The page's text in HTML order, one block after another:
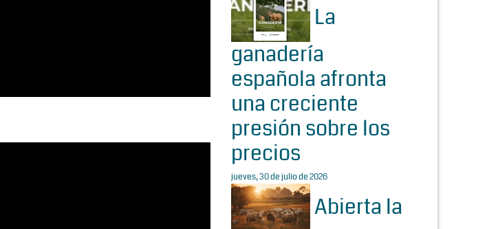
La
ganadería
española afronta
una creciente
presión sobre los
precios
jueves, 30 de julio de 2026
Abierta la